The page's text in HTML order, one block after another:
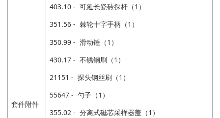
套件附件
403.10 - 可延长瓷砖探杆（1）
351.56 - 棘轮十字手柄（1）
350.99 - 滑动锤（1）
430.17 - 不锈钢刷（1）
21151 - 探头钢丝刷（1）
55647 - 勺子（1）
355.02 - 分离式磁芯采样器盖（1）